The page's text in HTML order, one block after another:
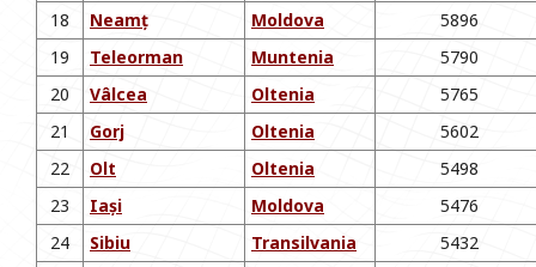
18
Neamț Moldova
5896
19
Teleorman Muntenia
5790
20
Vâlcea Oltenia
5765
21
Gorj Oltenia
5602
22
Olt Oltenia
5498
23
Iași Moldova
5476
24
Sibiu Transilvania
5432